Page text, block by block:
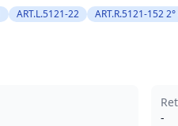
ART.L.5121-22 ART.R.5121-152
-